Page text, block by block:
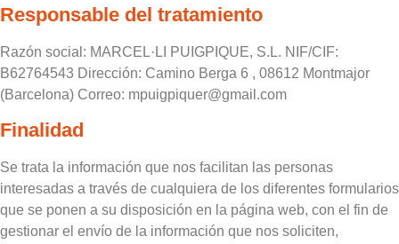
Responsable del tratamiento
Razón social: MARCEL·LI PUIGPIQUE, S.L. NIF/CIF:
B62764543 Dirección: Camino Berga 6 , 08612 Montmajor
(Barcelona) Correo: mpuigpiquer@gmail.com
Finalidad
Se trata la información que nos facilitan las personas
interesadas a través de cualquiera de los diferentes formularios
que se ponen a su disposición en la página web, con el fin de
gestionar el envío de la información que nos soliciten,